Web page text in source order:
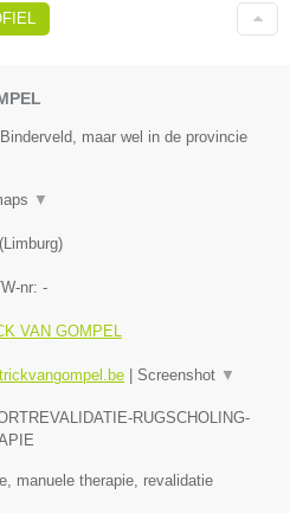
maar wel in de provincie
▼
(Limburg)
nr: -
VAN GOMPEL
Screenshot ▼
RUGSCHOLING-
manuele therapie, revalidatie